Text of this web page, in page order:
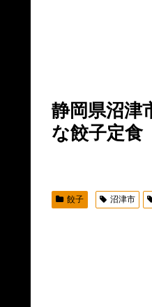
静岡県沼津
な餃子定食
餃子 沼津市